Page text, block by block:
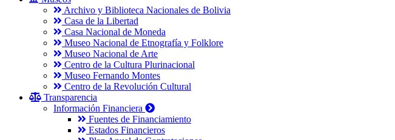
Archivo y Biblioteca Nacionales de Bolivia
Casa de la Libertad
Casa Nacional de Moneda
Museo Nacional de Etnografía y Folklore
Museo Nacional de Arte
Centro de la Cultura Plurinacional
Museo Fernando Montes
Centro de la Revolución Cultural
Transparencia
Información Financiera
Fuentes de Financiamiento
Estados Financieros